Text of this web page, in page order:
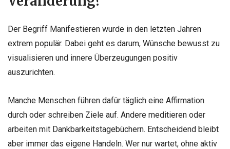
Der Begriff Manifestieren wurde in den letzten Jahren
extrem populär. Dabei geht es darum, Wünsche bewusst zu
visualisieren und innere Überzeugungen positiv
auszurichten.
Manche Menschen führen dafür täglich eine Affirmation
durch oder schreiben Ziele auf. Andere meditieren oder
arbeiten mit Dankbarkeitstagebüchern. Entscheidend bleibt
aber immer das eigene Handeln. Wer nur wartet, ohne aktiv